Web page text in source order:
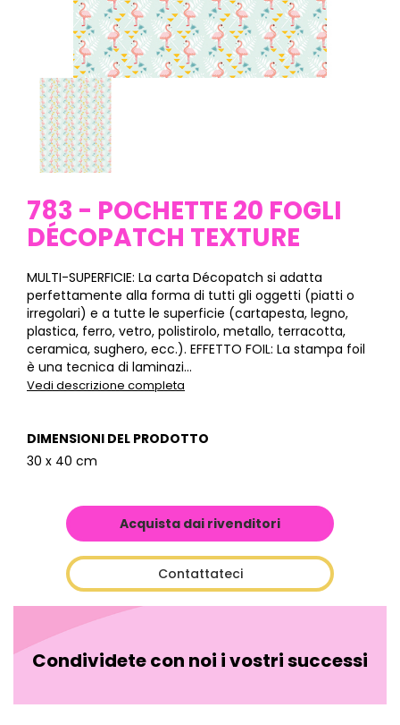
783 - POCHETTE 20 FOGLI
DÉCOPATCH TEXTURE
MULTI-SUPERFICIE: La carta Décopatch si adatta
perfettamente alla forma di tutti gli oggetti (piatti o
irregolari) e a tutte le superficie (cartapesta, legno,
plastica, ferro, vetro, polistirolo, metallo, terracotta,
ceramica, sughero, ecc.). EFFETTO FOIL: La stampa foil
è una tecnica di laminazi...
Vedi descrizione completa
DIMENSIONI DEL PRODOTTO
30 x 40 cm
Acquista dai rivenditori
Contattateci
Condividete con noi i vostri successi